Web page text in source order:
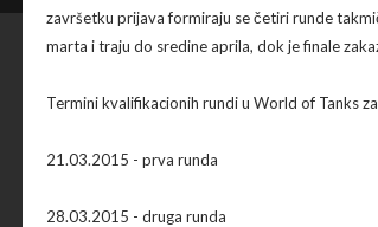
završetku prijava formiraju se četiri runde
marta i traju do sredine aprila, dok je finale
Termini kvalifikacionih rundi u World of Tanks
21.03.2015 - prva runda
28.03.2015 - druga runda